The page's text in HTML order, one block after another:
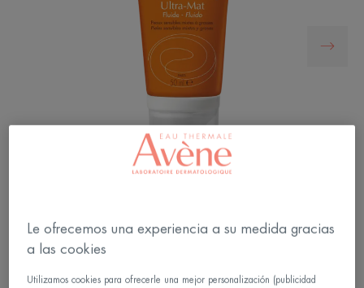
Protección solar muy alta para pieles sensibles
Le ofrecemos una experiencia a su medida gracias
a las cookies
Utilizamos cookies para ofrecerle una mejor personalización (publicidad